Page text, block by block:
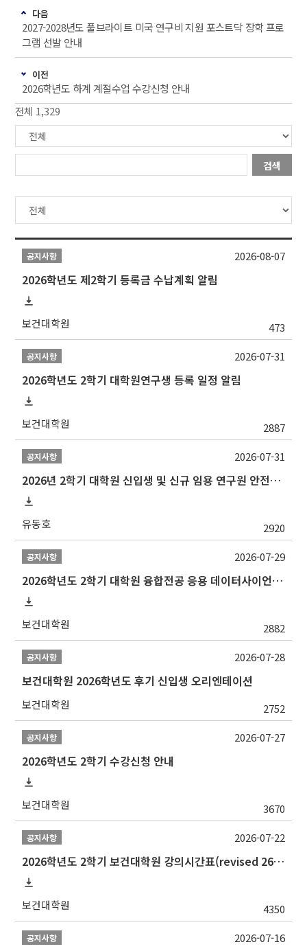
다음
2027-2028년도 풀브라이트 미국 연구비 지원 포스트닥 장학 프로
그램 선발 안내
이전
2026학년도 하계 계절수업 수강신청 안내
전체 1,329
검색
공지사항
2026학년도 제2학기 등록금 수납계획 알림
보건대학원 473
2026-08-07
공지사항
2026학년도 2학기 대학원연구생 등록 일정 알림
보건대학원 2887
2026-07-31
공지사항
2026년 2학기 대학원 신입생 및 신규 임용 연구원 안전환경교육(신규교육) 실시 안내
유동호 2920
2026-07-31
공지사항
2026학년도 2학기 대학원 융합전공 응용 데이터사이언스 선발 계획 알림
보건대학원 2882
2026-07-29
공지사항
보건대학원 2026학년도 후기 신입생 오리엔테이션
보건대학원 2752
2026-07-28
공지사항
2026학년도 2학기 수강신청 안내
보건대학원 3670
2026-07-27
공지사항
2026학년도 2학기 보건대학원 강의시간표(revised 260803)(2026 2nd SEMESTER SNU GSPH TIMETABLE)
보건대학원 4350
2026-07-22
공지사항 2026-07-16